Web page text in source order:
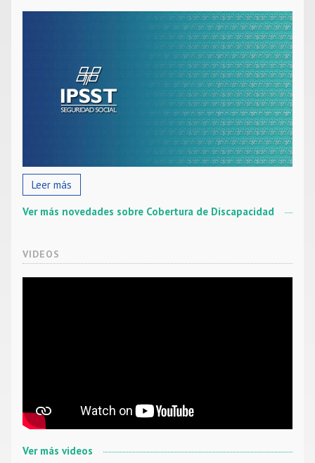
Leer más
Ver más novedades sobre Cobertura de Discapacidad
VIDEOS
Ver más videos